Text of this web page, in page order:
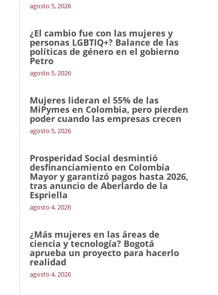
agosto 5, 2026
¿El cambio fue con las mujeres y
personas LGBTIQ+? Balance de las
políticas de género en el gobierno
Petro
agosto 5, 2026
Mujeres lideran el 55% de las
MiPymes en Colombia, pero pierden
poder cuando las empresas crecen
agosto 5, 2026
Prosperidad Social desmintió
desfinanciamiento en Colombia
Mayor y garantizó pagos hasta 2026,
tras anuncio de Aberlardo de la
Espriella
agosto 4, 2026
¿Más mujeres en las áreas de
ciencia y tecnología? Bogotá
aprueba un proyecto para hacerlo
realidad
agosto 4, 2026